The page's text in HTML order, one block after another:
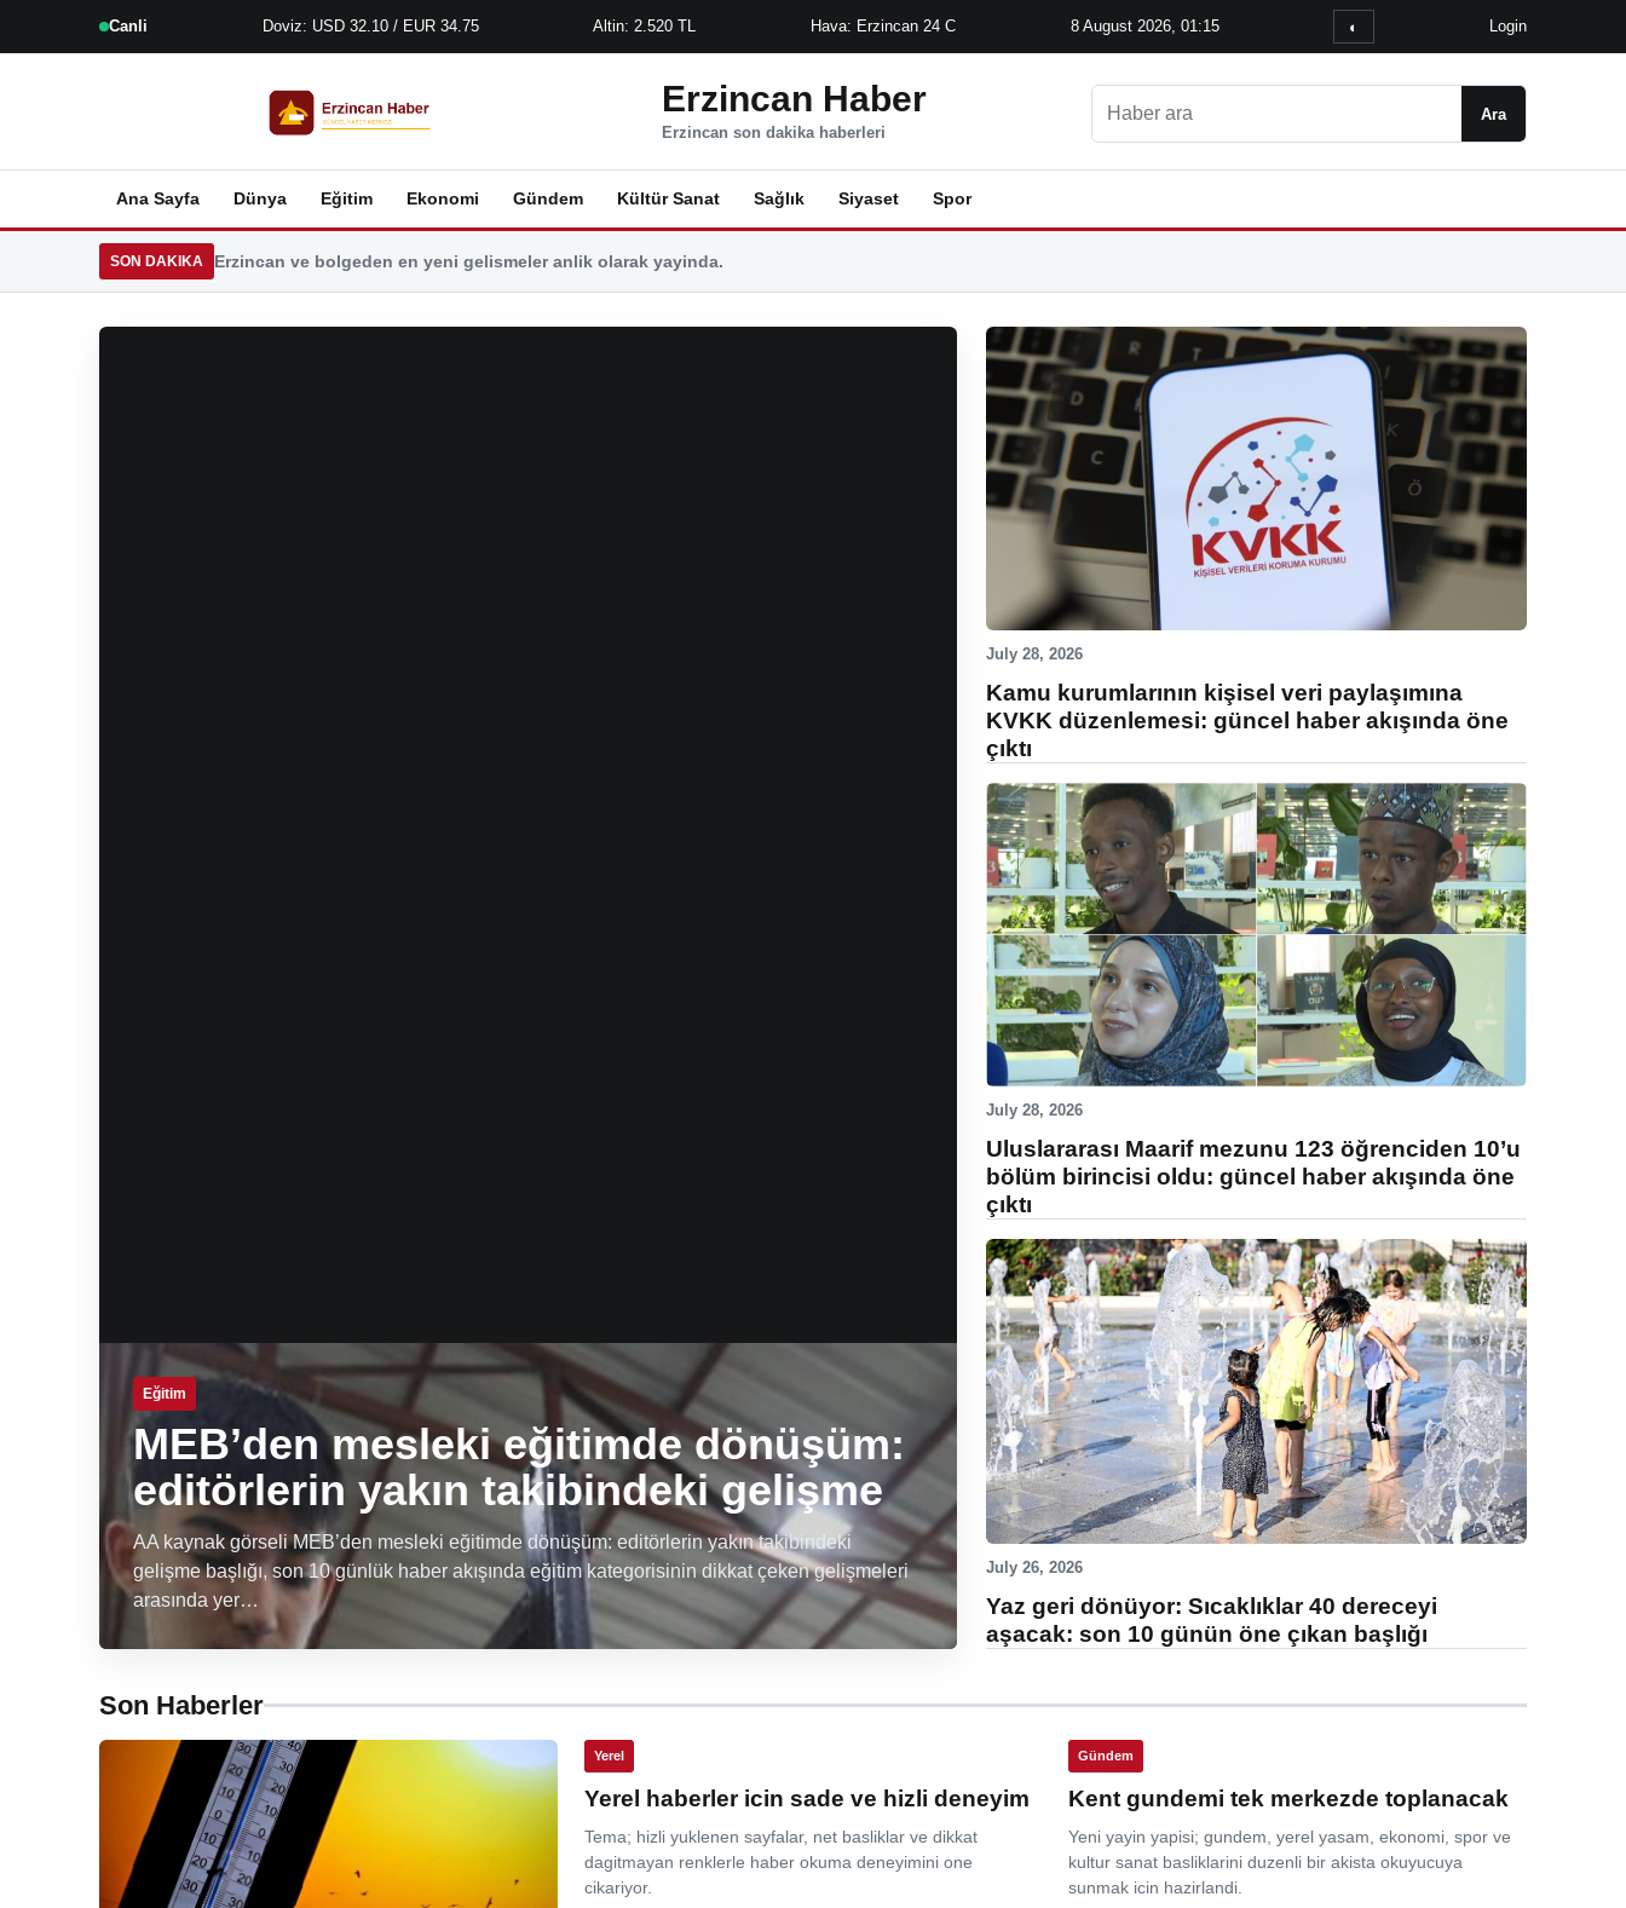
Canli Doviz: USD 32.10 / EUR 34.75 Altin: 2.520 TL Hava: Erzincan 24 C 8 August 2026, 01:15 ◐ Login
Erzincan Haber
Erzincan son dakika haberleri
Ara
Ana Sayfa Dünya Eğitim Ekonomi Gündem Kültür Sanat Sağlık Siyaset Spor
SON DAKIKA Erzincan ve bolgeden en yeni gelismeler anlik olarak yayinda.
Eğitim
MEB’den mesleki eğitimde dönüşüm:
editörlerin yakın takibindeki gelişme
AA kaynak görseli MEB’den mesleki eğitimde dönüşüm: editörlerin yakın takibindeki
gelişme başlığı, son 10 günlük haber akışında eğitim kategorisinin dikkat çeken gelişmeleri
arasında yer…
July 28, 2026
Kamu kurumlarının kişisel veri paylaşımına
KVKK düzenlemesi: güncel haber akışında öne
çıktı
July 28, 2026
Uluslararası Maarif mezunu 123 öğrenciden 10’u
bölüm birincisi oldu: güncel haber akışında öne
çıktı
July 26, 2026
Yaz geri dönüyor: Sıcaklıklar 40 dereceyi
aşacak: son 10 günün öne çıkan başlığı
Son Haberler
Yerel
Yerel haberler icin sade ve hizli deneyim
Tema; hizli yuklenen sayfalar, net basliklar ve dikkat
dagitmayan renklerle haber okuma deneyimini one
cikariyor.
Gündem
Kent gundemi tek merkezde toplanacak
Yeni yayin yapisi; gundem, yerel yasam, ekonomi, spor ve
kultur sanat basliklarini duzenli bir akista okuyucuya
sunmak icin hazirlandi.